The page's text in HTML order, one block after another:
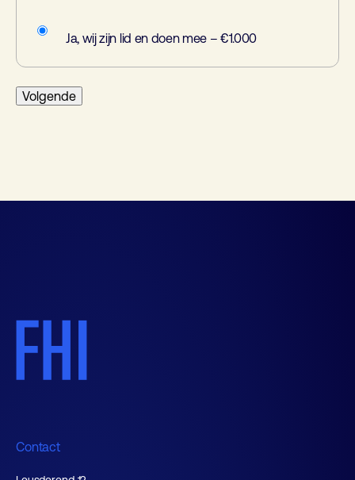
Ja, wij zijn lid en doen mee – €1.000
Contact